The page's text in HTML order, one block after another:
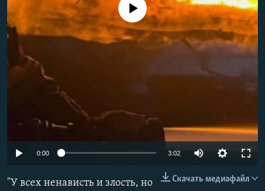
РАСПИСАНИЕ ВЕЩАНИЯ
ПОДПИШИТЕСЬ НА РАССЫЛКУ
СОЦИАЛЬНЫЕ СЕТИ
Все сайты РСЕ/РС
No media source currently available
0:00 3:02
Скачать медиафайл
"У всех ненависть и злость, но